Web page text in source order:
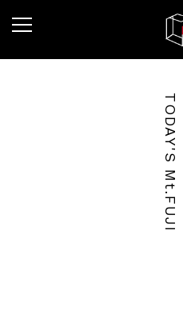
TODAY'S Mt.FUJI